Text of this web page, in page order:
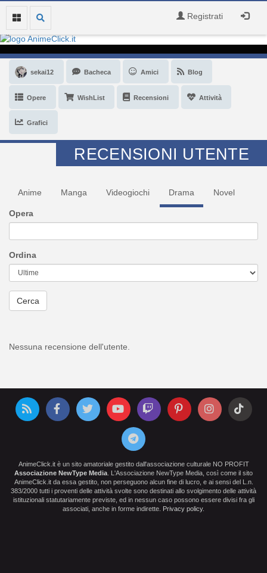
Registrati
sekai12 Bacheca Amici Blog
Opere WishList Recensioni Attività
Grafici
RECENSIONI UTENTE
Anime Manga Videogiochi Drama Novel
Opera
Ordina
Cerca
Nessuna recensione dell'utente.
AnimeClick.it è un sito amatoriale gestito dall'associazione culturale NO PROFIT
Associazione NewType Media . L'Associazione NewType Media, così come il sito
AnimeClick.it da essa gestito, non perseguono alcun fine di lucro, e ai sensi del L.n.
383/2000 tutti i proventi delle attività svolte sono destinati allo svolgimento delle attività
istituzionali statutariamente previste, ed in nessun caso possono essere divisi fra gli
associati, anche in forme indirette.
Privacy policy.